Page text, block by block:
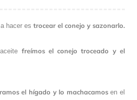
hacer es trocear el conejo y sazonarlo.
freímos el conejo troceado y el
el hígado y lo machacamosen el